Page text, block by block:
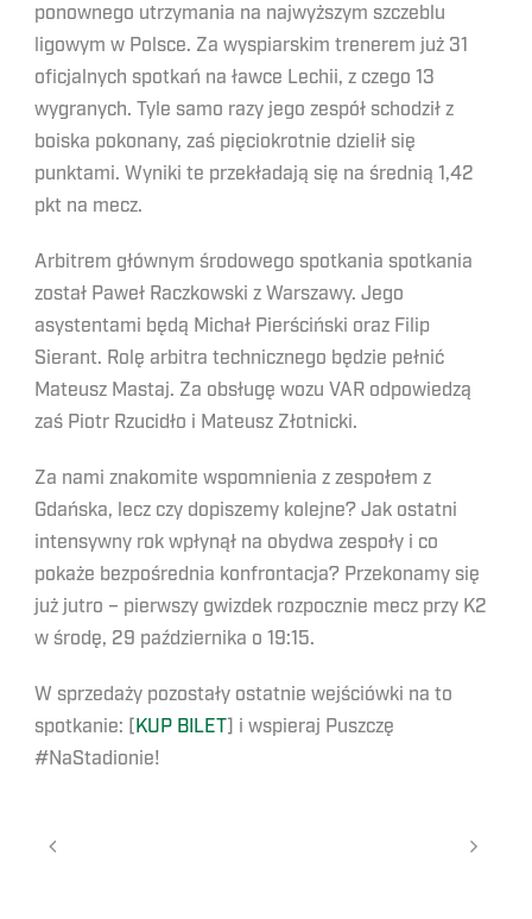
ponownego utrzymania na najwyższym szczeblu
ligowym w Polsce. Za wyspiarskim trenerem już 31
oficjalnych spotkań na ławce Lechii, z czego 13
wygranych. Tyle samo razy jego zespół schodził z
boiska pokonany, zaś pięciokrotnie dzielił się
punktami. Wyniki te przekładają się na średnią 1,42
pkt na mecz.
Arbitrem głównym środowego spotkania spotkania
został Paweł Raczkowski z Warszawy. Jego
asystentami będą Michał Pierściński oraz Filip
Sierant. Rolę arbitra technicznego będzie pełnić
Mateusz Mastaj. Za obsługę wozu VAR odpowiedzą
zaś Piotr Rzucidło i Mateusz Złotnicki.
Za nami znakomite wspomnienia z zespołem z
Gdańska, lecz czy dopiszemy kolejne? Jak ostatni
intensywny rok wpłynął na obydwa zespoły i co
pokaże bezpośrednia konfrontacja? Przekonamy się
już jutro – pierwszy gwizdek rozpocznie mecz przy K2
w środę, 29 października o 19:15.
W sprzedaży pozostały ostatnie wejściówki na to
spotkanie: [KUP BILET] i wspieraj Puszczę
#NaStadionie!